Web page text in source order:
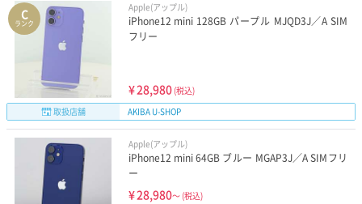
C
ランク
Apple(アップル)
iPhone12 mini 128GB パープル MJQD3J／A SIM
フリー
¥28,980 (税込)
取扱店舗
AKIBA U-SHOP
Apple(アップル)
iPhone12 mini 64GB ブルー MGAP3J／A SIMフリ
ー
¥28,980～ (税込)